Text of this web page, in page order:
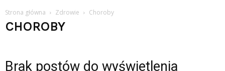
Strona główna Zdrowie Choroby
CHOROBY
Brak postów do wyświetlenia